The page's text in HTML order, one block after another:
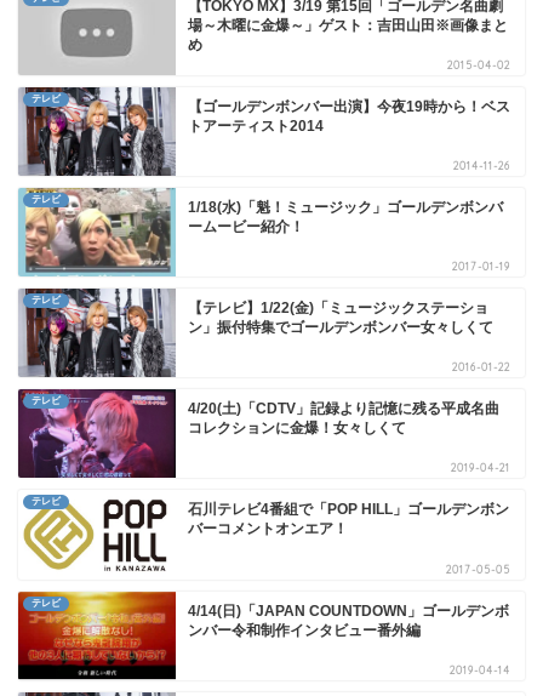
【TOKYO MX】3/19 第15回「ゴールデン名曲劇
場～木曜に金爆～」ゲスト：吉田山田※画像まと
め
2015-04-02
テレビ
【ゴールデンボンバー出演】今夜19時から！ベス
トアーティスト2014
2014-11-26
テレビ
1/18(水)「魁！ミュージック」ゴールデンボンバ
ームービー紹介！
2017-01-19
テレビ
【テレビ】1/22(金)「ミュージックステーショ
ン」振付特集でゴールデンボンバー女々しくて
2016-01-22
テレビ
4/20(土)「CDTV」記録より記憶に残る平成名曲
コレクションに金爆！女々しくて
2019-04-21
テレビ
石川テレビ4番組で「POP HILL」ゴールデンボン
バーコメントオンエア！
2017-05-05
テレビ
4/14(日)「JAPAN COUNTDOWN」ゴールデンボ
ンバー令和制作インタビュー番外編
2019-04-14